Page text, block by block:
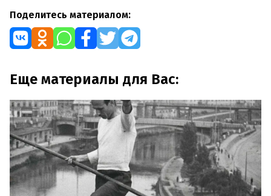
Поделитесь материалом:
Еще материалы для Вас: